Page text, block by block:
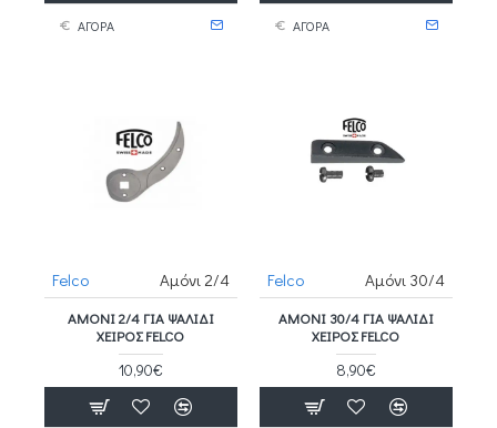
ΑΓΟΡΑ ΑΓΟΡΑ
Felco Αμόνι 2/4
ΑΜΌΝΙ 2/4 ΓΙΑ ΨΑΛΊΔΙ
ΧΕΙΡΌΣ FELCO
10,90€
Felco Αμόνι 30/4
ΑΜΌΝΙ 30/4 ΓΙΑ ΨΑΛΊΔΙ
ΧΕΙΡΌΣ FELCO
8,90€